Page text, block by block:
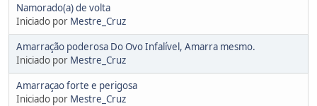
Namorado(a) de volta
Iniciado por Mestre_Cruz
Amarração poderosa Do Ovo Infalível, Amarra mesmo.
Iniciado por Mestre_Cruz
Amarraçao forte e perigosa
Iniciado por Mestre_Cruz